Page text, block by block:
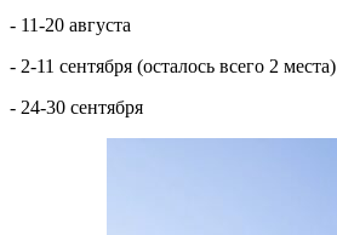
- 11-20 августа
- 2-11 сентября (осталось всего 2 места)
- 24-30 сентября